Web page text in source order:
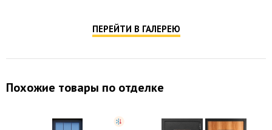
ПЕРЕЙТИ В ГАЛЕРЕЮ
Похожие товары по отделке